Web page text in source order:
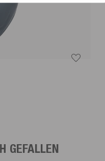
GEFALLEN